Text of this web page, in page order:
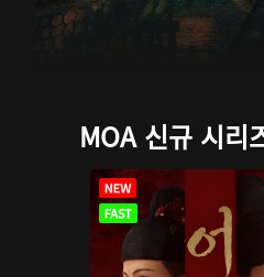
MOA 신규 시리